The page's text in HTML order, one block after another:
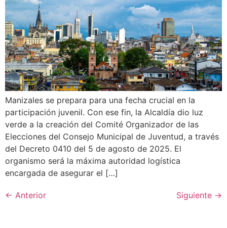
Manizales se prepara para una fecha crucial en la
participación juvenil. Con ese fin, la Alcaldía dio luz
verde a la creación del Comité Organizador de las
Elecciones del Consejo Municipal de Juventud, a través
del Decreto 0410 del 5 de agosto de 2025. El
organismo será la máxima autoridad logística
encargada de asegurar el […]
← Anterior Siguiente →